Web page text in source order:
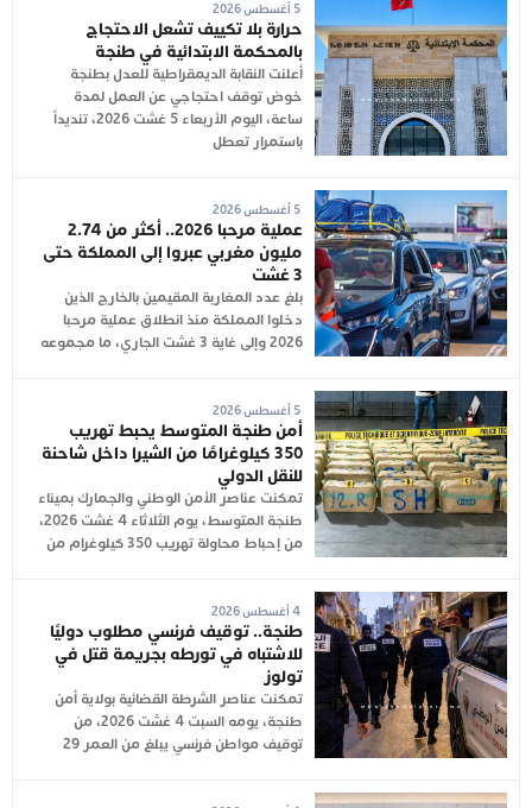
5 أغسطس 2026
حرارة بلا تكييف تشعل الاحتجاج
بالمحكمة الابتدائية في طنجة
أعلنت النقابة الديمقراطية للعدل بطنجة
خوض توقف احتجاجي عن العمل لمدة
ساعة، اليوم الأربعاء 5 غشت 2026، تنديداً
باستمرار تعطل
5 أغسطس 2026
عملية مرحبا 2026.. أكثر من 2.74
مليون مغربي عبروا إلى المملكة حتى
3 غشت
بلغ عدد المغاربة المقيمين بالخارج الذين
دخلوا المملكة منذ انطلاق عملية مرحبا
2026 وإلى غاية 3 غشت الجاري، ما مجموعه
5 أغسطس 2026
أمن طنجة المتوسط يحبط تهريب
350 كيلوغرامًا من الشيرا داخل شاحنة
للنقل الدولي
تمكنت عناصر الأمن الوطني والجمارك بميناء
طنجة المتوسط، يوم الثلاثاء 4 غشت 2026،
من إحباط محاولة تهريب 350 كيلوغرام من
4 أغسطس 2026
طنجة.. توقيف فرنسي مطلوب دوليًا
للاشتباه في تورطه بجريمة قتل في
تولوز
تمكنت عناصر الشرطة القضائية بولاية أمن
طنجة، يومه السبت 4 غشت 2026، من
توقيف مواطن فرنسي يبلغ من العمر 29